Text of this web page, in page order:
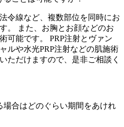
令線など、複数部位を同時にお
。 また、お胸とお顔などのお
可能です。 PRP注射とヴァン
ルや水光PRP注射などの肌施術
ただけますので、是非ご相談く
場合はどのぐらい期間をあけれ